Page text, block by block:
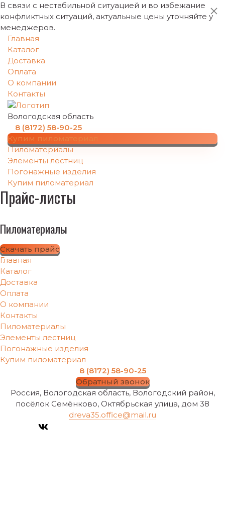
В связи с нестабильной ситуацией и во избежание
конфликтных ситуаций, актуальные цены уточняйте у
менеджеров.
Главная
Каталог
Доставка
Оплата
О компании
Контакты
Вологодская область
8 (8172) 58-90-25
Купим пиломатериал
Пиломатериалы
Элементы лестниц
Погонажные изделия
Купим пиломатериал
Прайс-листы
Пиломатериалы
Скачать прайс
Главная
Каталог
Доставка
Оплата
О компании
Контакты
Пиломатериалы
Элементы лестниц
Погонажные изделия
Купим пиломатериал
8 (8172) 58-90-25
Обратный звонок
Россия, Вологодская область, Вологодский район,
посёлок Семёнково, Октябрьская улица, дом 38
dreva35.office@mail.ru